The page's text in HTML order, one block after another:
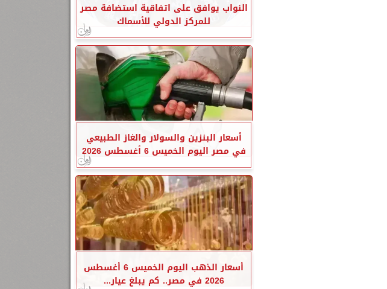
النواب يوافق على اتفاقية استضافة مصر
للمركز الدولي للأسماك
أسعار البنزين والسولار والغاز الطبيعي
في مصر اليوم الخميس 6 أغسطس 2026
أسعار الذهب اليوم الخميس 6 أغسطس
2026 في مصر.. كم يبلغ عيار...